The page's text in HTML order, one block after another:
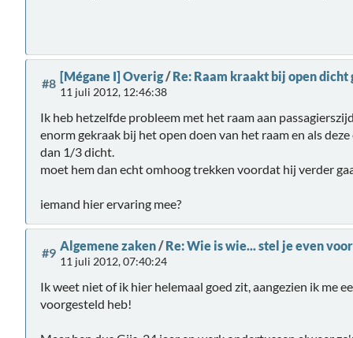
#8 [Mégane I] Overig/Re: Raam kraakt bij open dicht
11 juli 2012, 12:46:38
Ik heb hetzelfde probleem met het raam aan
enorm gekraak bij het open doen van het raam en als
dan 1/3 dicht.
moet hem dan echt omhoog trekken voordat hij verder
iemand hier ervaring mee?
#9 Algemene zaken/Re: Wie is wie... stel je even voor
11 juli 2012, 07:40:24
Ik weet niet of ik hier helemaal goed zit, aangezien ik me
voorgesteld heb!